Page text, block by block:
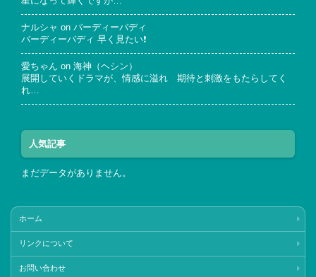
ナルシャ on バーディーバディ
バーディーバディ 早く見たい❗
愛ちゃん on 海神（ヘシン）
展開していくドラマが、情感に溢れ 期待と刺激をもたらしてく
れ…
人気記事
まだデータがありません。
ホーム
リンクについて
お問い合わせ